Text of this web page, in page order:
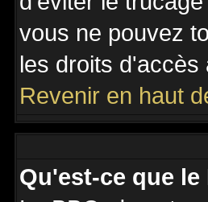
vous ne pouvez
les droits d'accès
Revenir en haut
Qu'est-ce que le